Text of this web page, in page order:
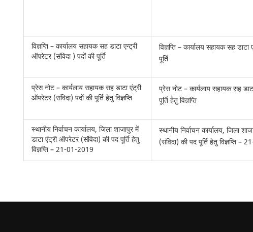
विज्ञप्ति – कार्यालय सहायक सह डाटा एन्ट्री
ऑपरेटर (संविदा ) पदों की पूर्ति
विज्ञप्ति – कार्यालय सहायक सह
पूर्ति
प्रेस नोट – कार्यलाय सहायक सह डाटा एंट्री
ऑपरेटर (संविदा) पदों की पूर्ति हेतु विज्ञप्ति
प्रेस नोट – कार्यलाय सहायक सह
पूर्ति हेतु विज्ञप्ति
स्थानीय निर्वाचन कार्यालय, जिला शाजापुर में
डाटा एंट्री ऑपरेटर (संविदा) की पद पूर्ति हेतु
विज्ञप्ति – 21-01-2019
स्थानीय निर्वाचन कार्यालय, जिला
(संविदा) की पद पूर्ति हेतु विज्ञप्ति –